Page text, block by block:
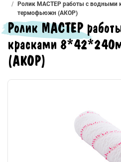
Ролик МАСТЕР работы с водными
термофьюжн (АКОР)
Ролик МАСТЕР
красками
(АКОР)